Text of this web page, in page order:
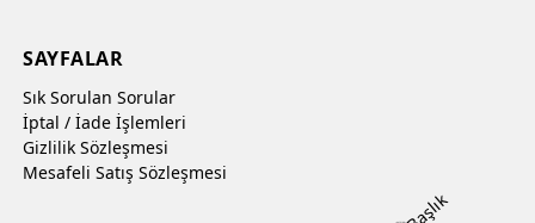
SAYFALAR
Sık Sorulan Sorular
İptal / İade İşlemleri
Gizlilik Sözleşmesi
Mesafeli Satış Sözleşmesi